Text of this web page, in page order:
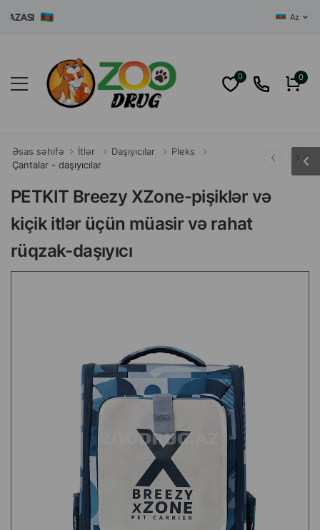
Az
0 0
Əsas səhifə İtlər Daşıyıcılar
Pleks
Çantalar - daşıyıcılar
PETKIT Breezy XZone-pişiklər və
kiçik itlər üçün müasir və rahat
rüqzak-daşıyıcı